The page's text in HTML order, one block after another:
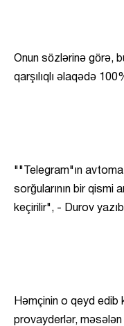
Onun sözlərinə görə,
qarşılıqlı əlaqədə
""Telegram"ın
sorğularının bir qismi
keçirilir", - Durov
Həmçinin o qeyd edib
provayderlər,